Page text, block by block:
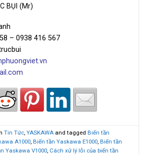
BỤI (Mr)
– 0938 416 567
Tin Tức,YASKAWAand taggedBiến tần
A1000,Biến tần Yaskawa E1000,Biến tần
Yaskawa V1000, Cách xử lý lỗi của biến tần